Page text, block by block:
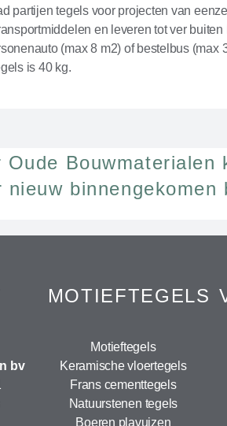
partijen tegels voor projecten van
en leveren tot ver
(max 8 m2) of bestelbus
is 40 kg.
Oude Bouwmaterialen
nieuw binnengekomen
bv
MOTIEFTEGELS
Motieftegels
Keramische vloertegels
Frans cementtegels
Natuurstenen tegels
Boeren plavuizen